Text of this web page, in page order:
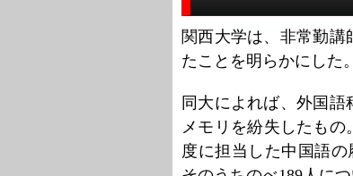
関西大学は、非常勤講
たことを明らかにした。
同大によれば、外国
メモリを紛失したもの
度に担当した中国語の